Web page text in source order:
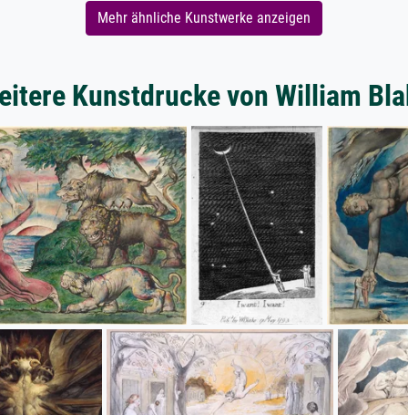
Mehr ähnliche Kunstwerke anzeigen
Kunstdrucke von William